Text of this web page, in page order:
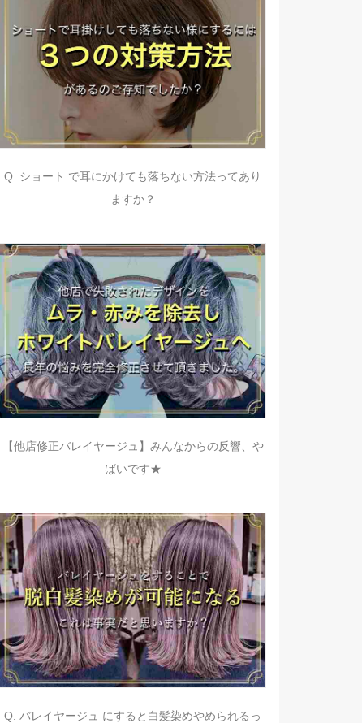
Q. ショート で耳にかけても落ちない方法ってあり
ますか？
【他店修正バレイヤージュ】みんなからの反響、や
ばいです★
Q. バレイヤージュ にすると白髪染めやめられるっ